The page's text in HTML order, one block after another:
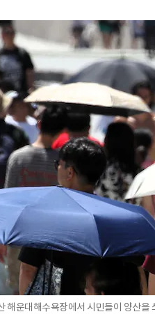
해운대해수욕장에서 시민들이 양산을